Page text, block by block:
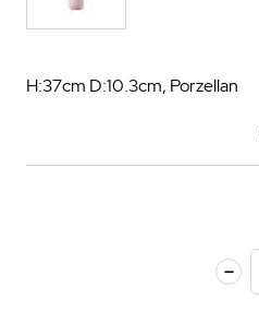
H:37cm D:10.3cm, Porzellan
Menge